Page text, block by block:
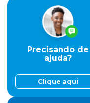
Precisando de
ajuda?
Clique aqui